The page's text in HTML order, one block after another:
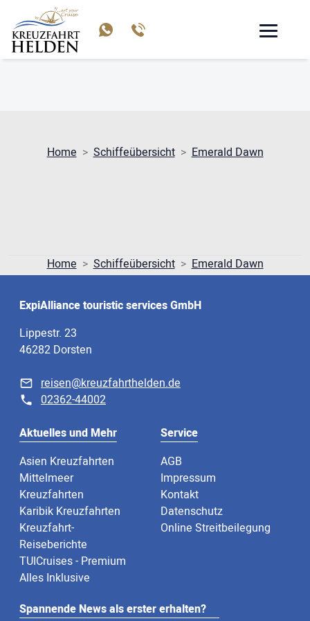
Home Schiffeübersicht Emerald Dawn
Home Schiffeübersicht Emerald Dawn
ExpiAlliance touristic services GmbH
Lippestr. 23
46282 Dorsten
reisen@kreuzfahrthelden.de
02362-44002
Aktuelles und Mehr
Asien Kreuzfahrten
Mittelmeer
Kreuzfahrten
Karibik Kreuzfahrten
Kreuzfahrt-
Reiseberichte
TUICruises - Premium
Alles Inklusive
Service
AGB
Impressum
Kontakt
Datenschutz
Online Streitbeilegung
Spannende News als erster erhalten?